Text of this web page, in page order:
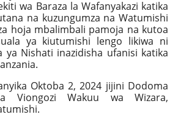
wa Baraza la Wafanyakazi katika
na kuzungumza na Watumishi
hoja mbalimbali pamoja na kutoa
ya kiutumishi lengo likiwa ni
ya Nishati inazidisha ufanisi katika
Oktoba 2, 2024 jijini Dodoma
Viongozi Wakuu wa Wizara,